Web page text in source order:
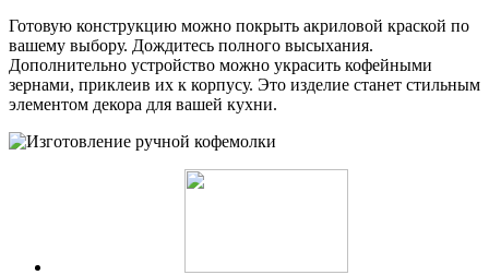
Готовую конструкцию можно покрыть акриловой краской по
вашему выбору. Дождитесь полного высыхания.
Дополнительно устройство можно украсить кофейными
зернами, приклеив их к корпусу. Это изделие станет стильным
элементом декора для вашей кухни.